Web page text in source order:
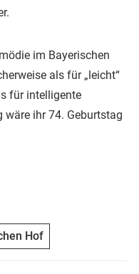
im Bayerischen
als für „leicht“
für intelligente
wäre ihr 74. Geburtstag
Hof